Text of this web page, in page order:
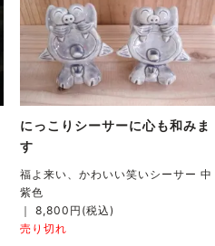
にっこりシーサーに心も和みま
す
福よ来い、かわいい笑いシーサー 中
紫色
｜ 8,800円(税込)
売り切れ